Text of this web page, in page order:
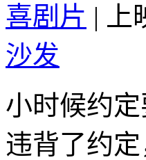
喜剧片 |
沙发
小时候约
违背了约